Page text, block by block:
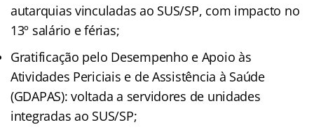
autarquias vinculadas ao SUS/SP, com impacto no
13º salário e férias;
Gratificação pelo Desempenho e Apoio às
Atividades Periciais e de Assistência à Saúde
(GDAPAS): voltada a servidores de unidades
integradas ao SUS/SP;